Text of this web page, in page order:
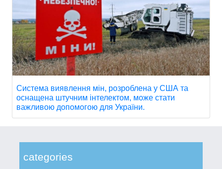
categories
Система виявлення мін, розроблена у США та
оснащена штучним інтелектом, може стати
важливою допомогою для України.